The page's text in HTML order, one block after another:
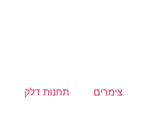
צימרים תחנות דלק